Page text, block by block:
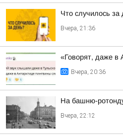
Что случилось за
Вчера, 21:36
«Говорят, даже в
Вчера, 20:36
На башню-
Вчера, 22:12